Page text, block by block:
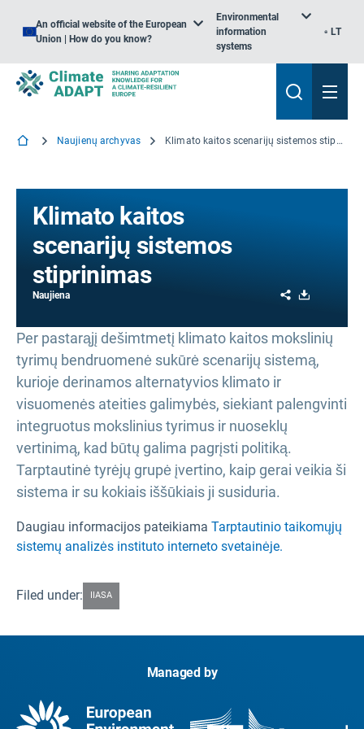
An official website of the European
Union | How do you know?
Environmental
information
systems
LT
Naujienų archyvas Klimato kaitos scenarijų sistemos stiprinimas
Klimato kaitos
scenarijų sistemos
stiprinimas
Naujiena Share
Per pastarąjį dešimtmetį klimato kaitos mokslinių
tyrimų bendruomenė sukūrė scenarijų sistemą,
kurioje derinamos alternatyvios klimato ir
visuomenės ateities galimybės, siekiant palengvinti
integruotus mokslinius tyrimus ir nuoseklų
vertinimą, kad būtų galima pagrįsti politiką.
Tarptautinė tyrėjų grupė įvertino, kaip gerai veikia ši
sistema ir su kokiais iššūkiais ji susiduria.
Daugiau informacijos pateikiama Tarptautinio taikomųjų
sistemų analizės instituto interneto svetainėje.
Filed under: IIASA
Managed by